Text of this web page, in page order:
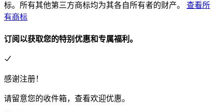
标。所有其他第三方商标均为其各自所有者的财产。 查看所
有商标
订阅以获取您的特别优惠和专属福利。
感谢注册！
请留意您的收件箱，查看欢迎优惠。